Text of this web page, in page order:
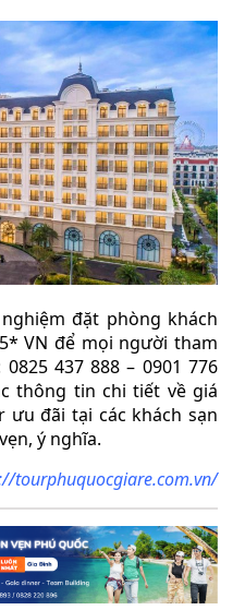
đặt phòng khách
VN để mọi người tham
437 888 – 0901 776
thông tin chi tiết về giá
ưu đãi tại các khách sạn
ý nghĩa.
tourphuquocgiare.com.vn/